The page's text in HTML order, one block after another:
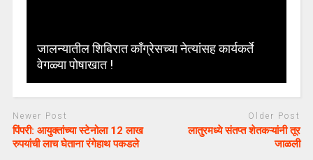
जालन्यातील शिबिरात काँग्रेसच्या नेत्यांसह कार्यकर्ते
वेगळ्या पोषाखात !
Newer Post
पिंपरी: आयुक्‍तांच्या स्टेनोला 12 लाख
रुपयांची लाच घेताना रंगेहाथ पकडले
Older Post
लातुरमध्ये संतप्त शेतकऱ्यांनी तूर
जाळली